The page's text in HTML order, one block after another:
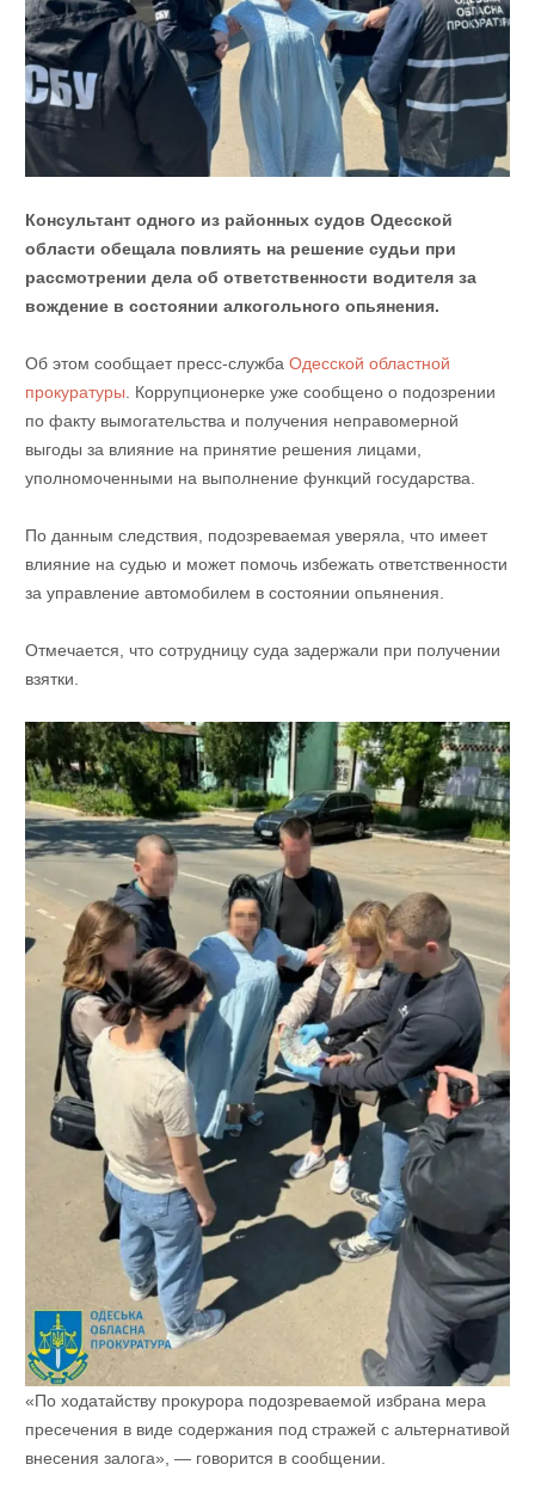
Консультант одного из районных судов Одесской
области обещала повлиять на решение судьи при
рассмотрении дела об ответственности водителя за
вождение в состоянии алкогольного опьянения.
Об этом сообщает пресс-служба Одесской областной
прокуратуры . Коррупционерке уже сообщено о подозрении
по факту вымогательства и получения неправомерной
выгоды за влияние на принятие решения лицами,
уполномоченными на выполнение функций государства.
По данным следствия, подозреваемая уверяла, что имеет
влияние на судью и может помочь избежать ответственности
за управление автомобилем в состоянии опьянения.
Отмечается, что сотрудницу суда задержали при получении
взятки.
«По ходатайству прокурора подозреваемой избрана мера
пресечения в виде содержания под стражей с альтернативой
внесения залога», — говорится в сообщении.